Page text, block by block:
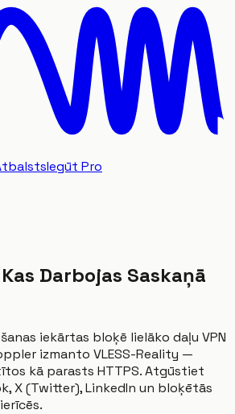
Iegūt Pro
Darbojas Saskaņā
iekārtas bloķē lielāko daļu VPN
izmanto VLESS-Reality —
kā parasts HTTPS. Atgūstiet
X (Twitter), LinkedIn un bloķētās